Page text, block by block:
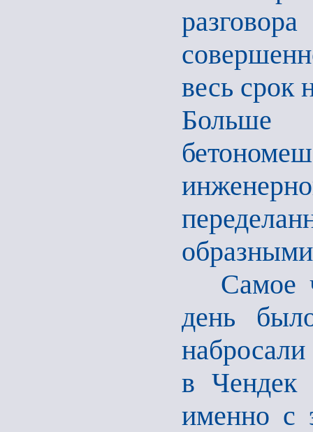
весь срок
Больше
Самое
день
в Чендек
именно с